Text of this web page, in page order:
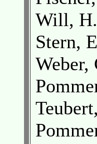
Will,
Stern,